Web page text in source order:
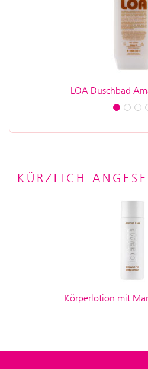
LOA Duschbad
KÜRZLICH
Körperlotion mit